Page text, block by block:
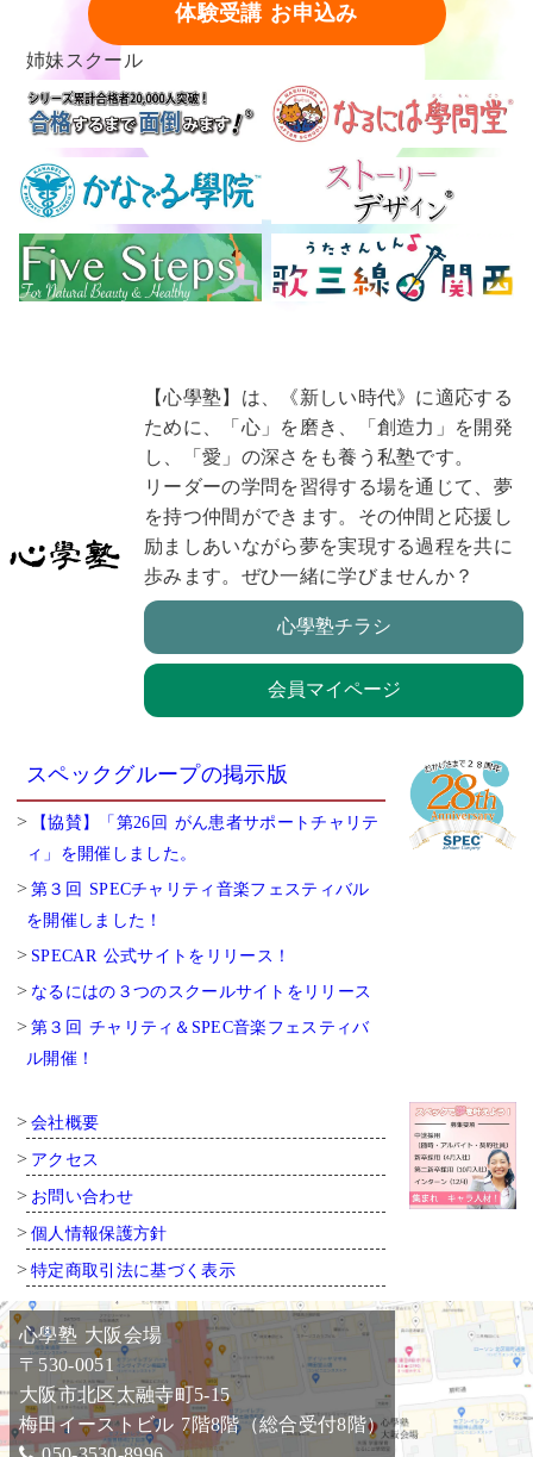
体験受講 お申込み
姉妹スクール
【心學塾】は、《新しい時代》に適応する
ために、「心」を磨き、「創造力」を開発
し、「愛」の深さをも養う私塾です。
リーダーの学問を習得する場を通じて、夢
を持つ仲間ができます。その仲間と応援し
励ましあいながら夢を実現する過程を共に
歩みます。ぜひ一緒に学びませんか？
心學塾チラシ
会員マイページ
スペックグループの掲示版
【協賛】「第26回 がん患者サポートチャリテ
ィ」を開催しました。
第３回 SPECチャリティ音楽フェスティバル
を開催しました！
SPECAR 公式サイトをリリース！
なるにはの３つのスクールサイトをリリース
第３回 チャリティ＆SPEC音楽フェスティバ
ル開催！
会社概要
アクセス
お問い合わせ
個人情報保護方針
特定商取引法に基づく表示
心學塾 大阪会場
〒530-0051
大阪市北区太融寺町5-15
梅田イーストビル 7階8階（総合受付8階）